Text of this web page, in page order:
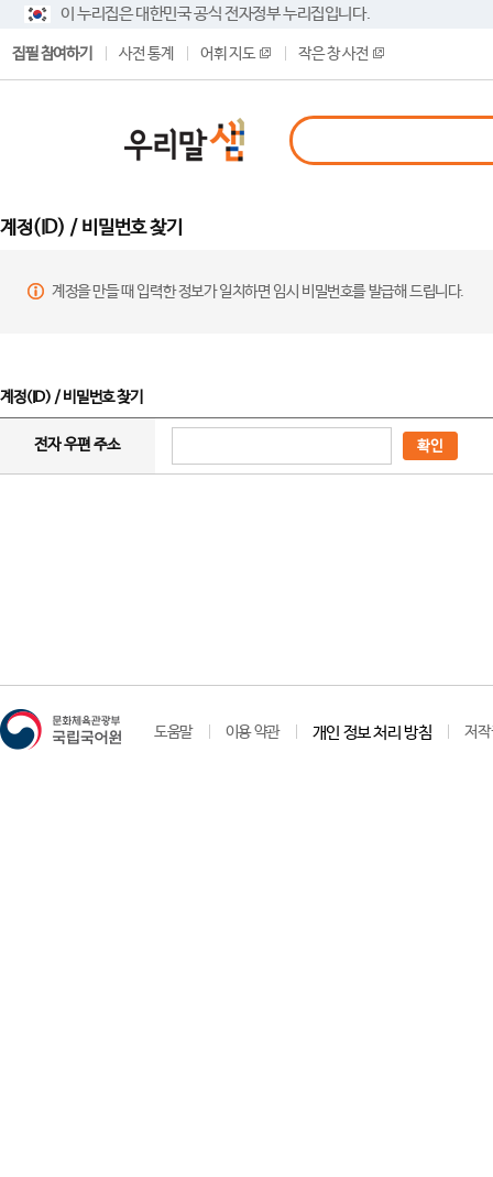
이 누리집은 대한민국 공식 전자정부 누리집입니다.
집필 참여하기 사전 통계 어휘 지도 작은 창 사전
계정(ID) / 비밀번호 찾기
계정을 만들 때 입력한 정보가 일치하면 임시 비밀번호를 발급해 드립니다.
계정(ID) / 비밀번호 찾기
전자 우편 주소 확인
도움말 이용 약관 개인 정보 처리 방침 저